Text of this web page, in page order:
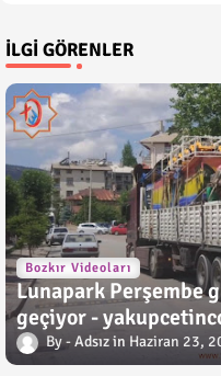
İLGI GÖRENLER
Bozkır Videoları
Lunapark Perşembe
geçiyor -
Adsız Haziran 23,